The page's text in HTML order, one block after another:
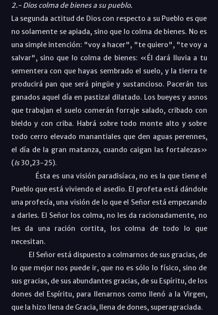
2.- Dios colma de bienes a su pueblo.
La segunda actitud de Dios con respecto a su Pueblo es que
no solamente se apiada, sino que lo colma de bienes. No es
una simple intención: "voy a hacer", "te quiero", "te voy a
salvar", sino que lo colma de bienes: «Él dará lluvia a tu
sementera con que hayas sembrado el suelo, y la tierra te
producirá pan que será pingüe y sustancioso. Pacerán tus
ganados aquel día en pastizal dilatado. Los bueyes y asnos
que trabajan el suelo comerán forraje salado, cribado con
bieldo y con criba. Habrá sobre todo monte alto y sobre
todo cerro elevado manantiales que den aguas perennes,
el día de la gran matanza, cuando caigan las fortalezas»
(Is30,23-25).
Ésta es una visión paradisíaca, no es la que tiene el
Pueblo que está viviendo el asedio. El profeta está dándole
una profecía, una visión de lo que el Señor está empezando
a darles. El Señor los colma, no les da racionadamente, no
les da una ración cortita, los colma de todo lo que
necesitan.
El Señor está dispuesto a colmarnos de sus gracias, de
lo que mejor nos puede ir, que no es sólo lo físico, sino de
sus gracias, de sus abundantes gracias, de su Espíritu, de los
dones del Espíritu, para llenarnos como llenó a la Virgen,
que la hizo llena de Gracia, llena de dones, superagraciada.